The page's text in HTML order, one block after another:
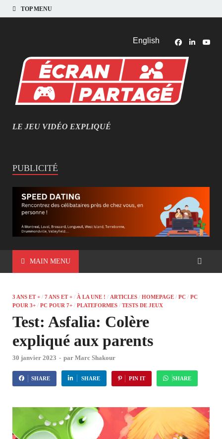
TOP MENU
English
MIEUX COMPRENDRE LES JEUX VIDÉO
LE JEU VIDÉO EXPLIQUÉ
PUBLICITÉ
MAIN MENU
3 ANS ET + / 7 ANS ET + / À LA UNE ! / ARTICLES / HOMEPAGE / PC / PC
POUR 3+ / PC POUR 7+ / PLATEFORMES / TESTS DE JEUX
Test: Asfalia: Colère
expliqué aux parents
30 janvier 2023 - par Marc Shakour
SHARE SHARE PIN IT SHARE